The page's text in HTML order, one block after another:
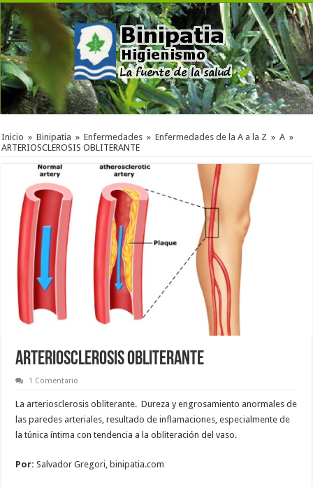
Inicio » Binipatia » Enfermedades » Enfermedades de la A a la Z » A »
ARTERIOSCLEROSIS OBLITERANTE
ARTERIOSCLEROSIS OBLITERANTE
1 Comentario
La arteriosclerosis obliterante. Dureza y engrosamiento anormales de
las paredes arteriales, resultado de inflamaciones, especialmente de
la túnica íntima con tendencia a la obliteración del vaso.
Por: Salvador Gregori, binipatia.com